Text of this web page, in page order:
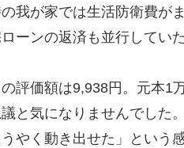
我が家では生活防衛費が
ーンの返済も並行してい
評価額は9,938円。元本1
と気になりませんでした。
うやく動き出せた」という